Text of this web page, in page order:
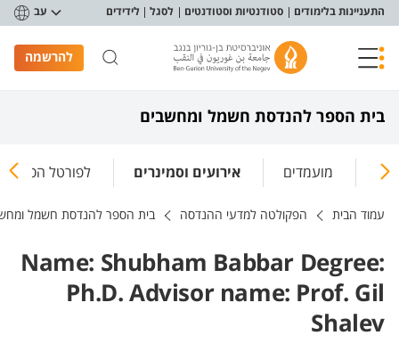
תפריט נגישות
התעניינות בלימודים סטודנטיות וסטודנטים לסגל לידידים עב
להרשמה
בית הספר להנדסת חשמל ומחשבים
מועמדים אירועים וסמינרים לפורטל
עמוד הבית הפקולטה למדעי ההנדסה בית הספר להנדסת חשמל
Name: Shubham Babbar Degree:
Ph.D. Advisor name: Prof. Gil
Shalev